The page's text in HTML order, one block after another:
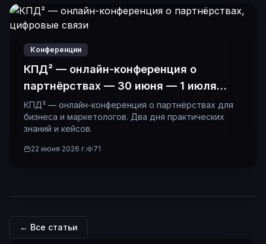
Конференции
КПД² — онлайн-конференция о
партнёрствах — 30 июня — 1 июля
2026
КПД² — онлайн-конференция о партнёрствах для
бизнеса и маркетологов. Два дня практических
знаний и кейсов.
22 июня 2026 г. 71
← Все статьи